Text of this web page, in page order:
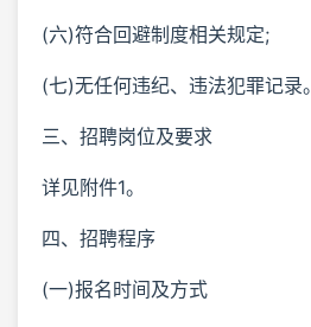
(六)符合回避制度相关规定;
(七)无任何违纪、违法犯罪记录。
三、招聘岗位及要求
详见附件1。
四、招聘程序
(一)报名时间及方式